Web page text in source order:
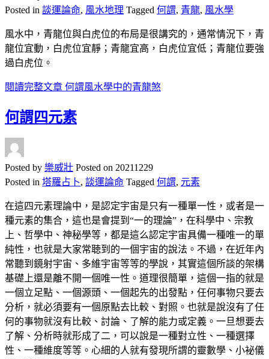
Posted in 談運論命, 風水地理 Tagged 何謂, 青龍, 風水學
風水中，青龍位與白虎位的布局是很講究的，通常情況下，青
龍位宜動，白虎位宜靜；青龍宜高，白虎位宜低；青龍位要強
過白虎位。
閱讀完整文章 何謂風水學中的青龍煞
何謂四元素
Posted by 樂威壯 Posted on 20211229
Posted in 塔羅占卜, 談運論命 Tagged 何謂, 元素
在這四元素理論中，是認定宇宙是只有一種單一性，或者是一
種元素的集合，這也是會提到“一的理論”，在科學中、宗教
上、哲學中、神秘學等，都是這么認定宇宙具備一種唯一的單
純性，也就是大家常聴到的一個宇宙的說法。不過，在近年內
常聽到鏡射宇宙、多維宇宙等等的學說，其實這個所談的架構
基礎上還是離不開一個唯一性。道理很簡單，這個一指的就是
一個立足點、一個源頭、一個起先的出發點，任何事物只要去
分析，就必須要有一個原點去比較、對照。也就是說沒有了任
何的事物就沒有比較、討論、了解的能力或定義。一旦想要去
了解、分析時就形成了二，可以說是一種對立性、一種選擇
性、一種維度等等。心細的人就有發現所謂的靈數學、小袐儀